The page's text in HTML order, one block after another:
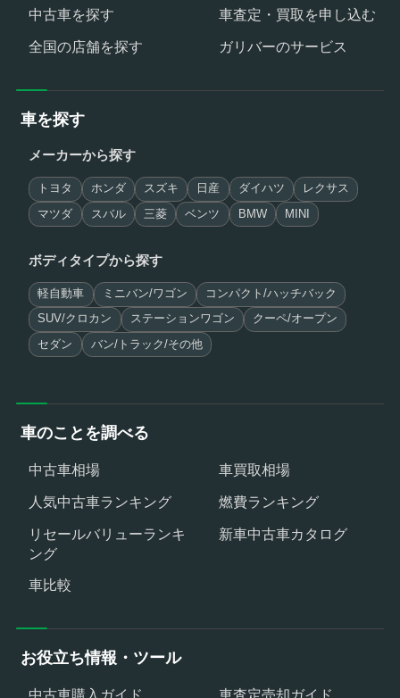
中古車を探す
車査定・買取を申し込む
全国の店舗を探す
ガリバーのサービス
車を探す
メーカーから探す
トヨタ ホンダ スズキ 日産 ダイハツ レクサス
マツダ スバル 三菱 ベンツ BMW MINI
ボディタイプから探す
軽自動車 ミニバン/ワゴン コンパクト/ハッチバック
SUV/クロカン ステーションワゴン クーペ/オープン
セダン バン/トラック/その他
車のことを調べる
中古車相場
車買取相場
人気中古車ランキング
燃費ランキング
リセールバリューランキ
ング
新車中古車カタログ
車比較
お役立ち情報・ツール